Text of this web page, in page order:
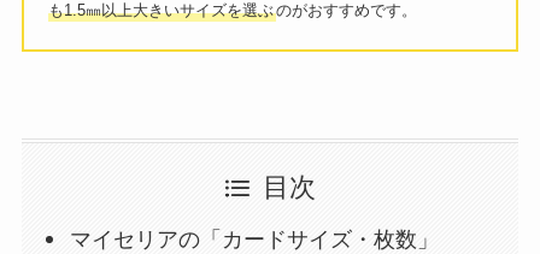
も1.5㎜以上大きいサイズを選ぶのがおすすめです。
目次
マイセリアの「カードサイズ・枚数」